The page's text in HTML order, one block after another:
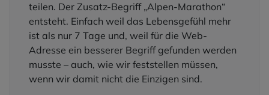
teilen. Der Zusatz-Begriff „Alpen-Marathon“
entsteht. Einfach weil das Lebensgefühl mehr
ist als nur 7 Tage und, weil für die Web-
Adresse ein besserer Begriff gefunden werden
musste – auch, wie wir feststellen müssen,
wenn wir damit nicht die Einzigen sind.